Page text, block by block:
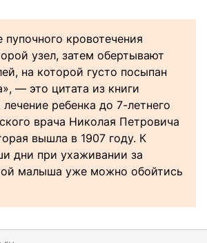
кровотечения
узел, затем обертывают
на которой густо посыпан
— это цитата из книги
ребенка до 7-летнего
врача Николая Петровича
вышла в 1907 году. К
дни при ухаживании за
малыша уже можно обойтись